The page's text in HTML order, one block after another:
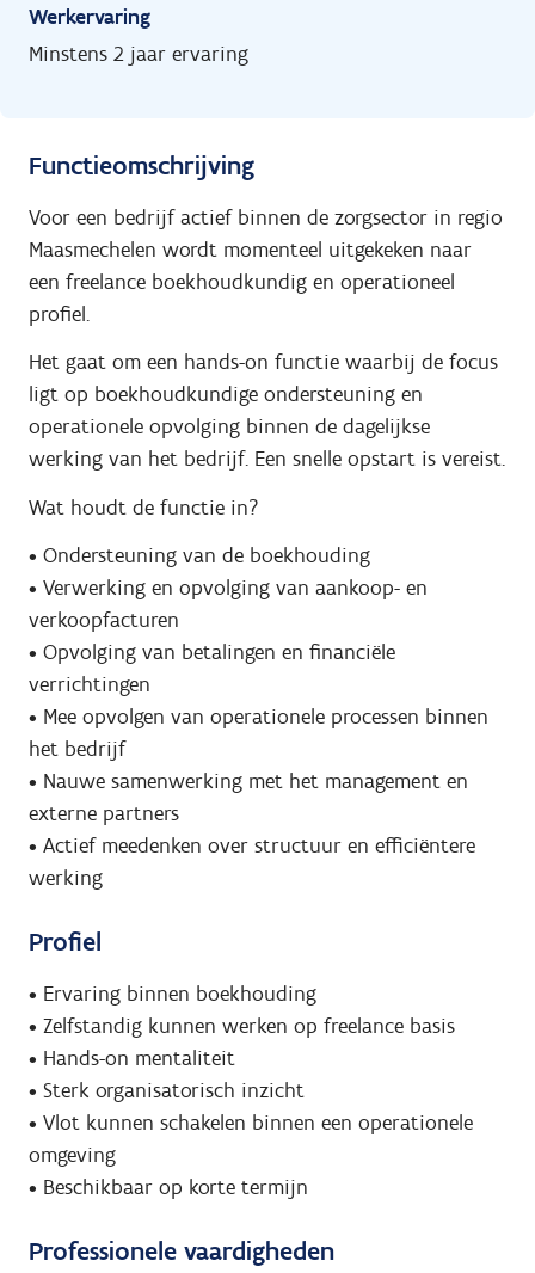
Werkervaring
Minstens 2 jaar ervaring
Functieomschrijving
Voor een bedrijf actief binnen de zorgsector in regio
Maasmechelen wordt momenteel uitgekeken naar
een freelance boekhoudkundig en operationeel
profiel.
Het gaat om een hands-on functie waarbij de focus
ligt op boekhoudkundige ondersteuning en
operationele opvolging binnen de dagelijkse
werking van het bedrijf. Een snelle opstart is vereist.
Wat houdt de functie in?
• Ondersteuning van de boekhouding
• Verwerking en opvolging van aankoop- en
verkoopfacturen
• Opvolging van betalingen en financiële
verrichtingen
• Mee opvolgen van operationele processen binnen
het bedrijf
• Nauwe samenwerking met het management en
externe partners
• Actief meedenken over structuur en efficiëntere
werking
Profiel
• Ervaring binnen boekhouding
• Zelfstandig kunnen werken op freelance basis
• Hands-on mentaliteit
• Sterk organisatorisch inzicht
• Vlot kunnen schakelen binnen een operationele
omgeving
• Beschikbaar op korte termijn
Professionele vaardigheden